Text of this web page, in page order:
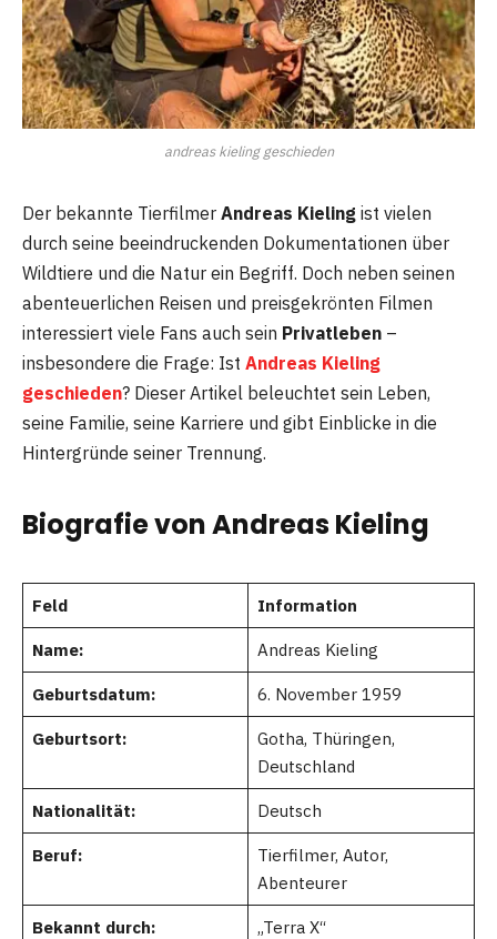
andreas kieling geschieden
Der bekannte Tierfilmer Andreas Kieling ist vielen
durch seine beeindruckenden Dokumentationen über
Wildtiere und die Natur ein Begriff. Doch neben seinen
abenteuerlichen Reisen und preisgekrönten Filmen
interessiert viele Fans auch sein Privatleben –
insbesondere die Frage: Ist Andreas Kieling
geschieden? Dieser Artikel beleuchtet sein Leben,
seine Familie, seine Karriere und gibt Einblicke in die
Hintergründe seiner Trennung.
Biografie von Andreas Kieling
Feld Information
Name: Andreas Kieling
Geburtsdatum: 6. November 1959
Geburtsort:
Gotha, Thüringen,
Deutschland
Nationalität: Deutsch
Beruf:
Tierfilmer, Autor,
Abenteurer
Bekannt durch:
„Terra X“